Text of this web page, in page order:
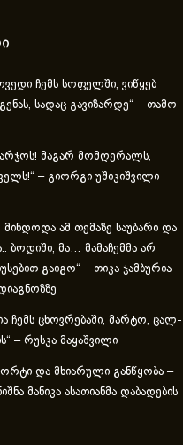
ჩემს სოფელში, ვიწყებ
სადაც გავიზარდე“ – თამო
მაგარ მომღერალს,
– გიორგი უშიკიშვილი
ამ თემაზე საუბარი და
ბოდიში, მა… მამაჩემმა არ
გაიგო“ – თიკა ჯამბურია
ჩემს ცხოვ­რე­ბა­ში, მარ­ტო, ცალ­
– რუსკა მაყაშვილი
და მხიარული განწყობა –
მანიკა ასათიანმა დაბადების